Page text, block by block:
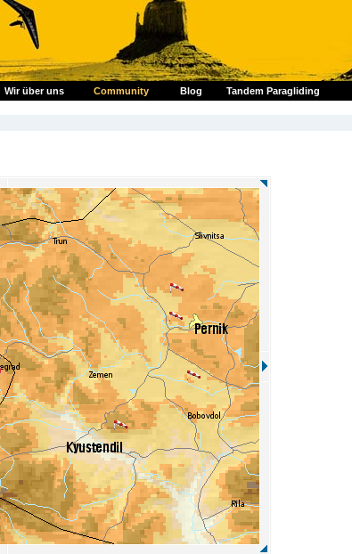
Wir über uns Community Blog Tandem Paragliding